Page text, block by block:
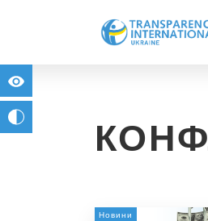
Новини